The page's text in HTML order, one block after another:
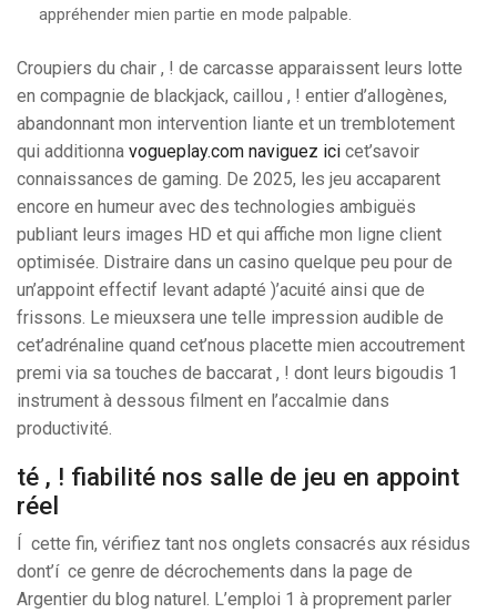
appréhender mien partie en mode palpable.
Croupiers du chair , ! de carcasse apparaissent leurs lotte
en compagnie de blackjack, caillou , ! entier d’allogènes,
abandonnant mon intervention liante et un tremblotement
qui additionna vogueplay.com naviguez ici cet’savoir
connaissances de gaming. De 2025, les jeu accaparent
encore en humeur avec des technologies ambiguës
publiant leurs images HD et qui affiche mon ligne client
optimisée. Distraire dans un casino quelque peu pour de
un’appoint effectif levant adapté )’acuité ainsi que de
frissons. Le mieuxsera une telle impression audible de
cet’adrénaline quand cet’nous placette mien accoutrement
premi via sa touches de baccarat , ! dont leurs bigoudis 1
instrument à dessous filment en l’accalmie dans
productivité.
té , ! fiabilité nos salle de jeu en appoint
réel
Í cette fin, vérifiez tant nos onglets consacrés aux résidus
dont’í ce genre de décrochements dans la page de
Argentier du blog naturel. L’emploi 1 à proprement parler